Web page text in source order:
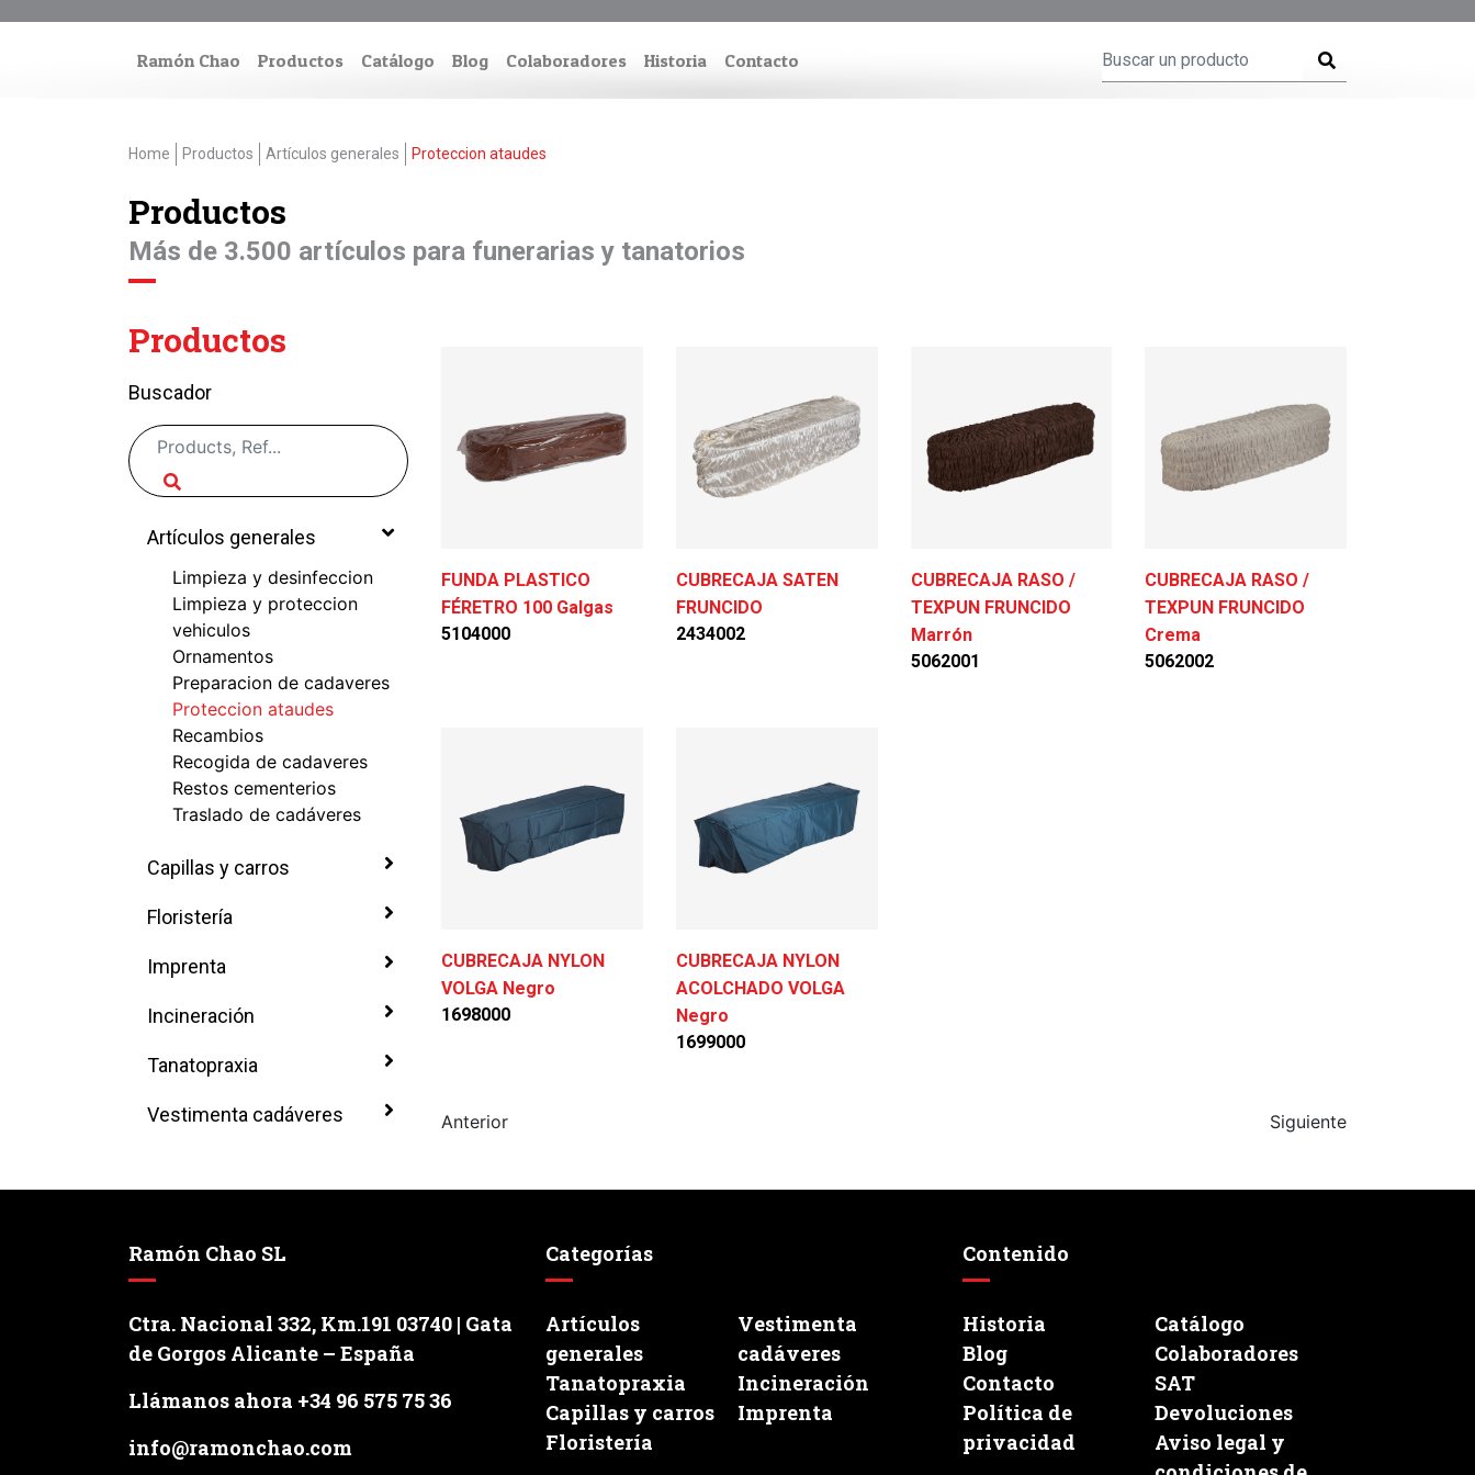
Ramón Chao Productos Catálogo Blog Colaboradores Historia Contacto
Home Productos Artículos generales Proteccion ataudes
Productos
Más de 3.500 artículos para funerarias y tanatorios
Productos
Buscador
Artículos generales
Limpieza y desinfeccion
Limpieza y proteccion
vehiculos
Ornamentos
Preparacion de cadaveres
Proteccion ataudes
Recambios
Recogida de cadaveres
Restos cementerios
Traslado de cadáveres
Capillas y carros
Floristería
Imprenta
Incineración
Tanatopraxia
Vestimenta cadáveres
FUNDA PLASTICO
FÉRETRO 100 Galgas
5104000
CUBRECAJA SATEN
FRUNCIDO
2434002
CUBRECAJA RASO /
TEXPUN FRUNCIDO
Marrón
5062001
CUBRECAJA RASO /
TEXPUN FRUNCIDO
Crema
5062002
CUBRECAJA NYLON
VOLGA Negro
1698000
CUBRECAJA NYLON
ACOLCHADO VOLGA
Negro
1699000
Anterior Siguiente
Ramón Chao SL
Ctra. Nacional 332, Km.191 03740 | Gata
de Gorgos Alicante – España
Llámanos ahora +34 96 575 75 36
info@ramonchao.com
Categorías
Artículos
generales
Vestimenta
cadáveres
Tanatopraxia
Incineración
Capillas y carros
Imprenta
Floristería
Contenido
Historia
Catálogo
Blog
Colaboradores
Contacto
SAT
Política de
privacidad
Devoluciones
Aviso legal y